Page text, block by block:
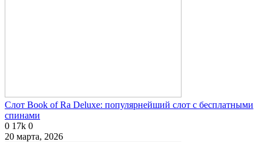
Слот Book of Ra Deluxe: популярнейший слот с бесплатными
спинами
0 17k 0
20 марта, 2026